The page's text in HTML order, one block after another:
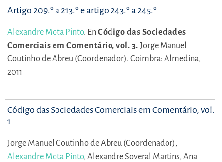
Artigo 209.º a 213.º e artigo 243.º a 245.º
Alexandre Mota Pinto. En Código das Sociedades
Comerciais em Comentário, vol. 3. Jorge Manuel
Coutinho de Abreu (Coordenador). Coimbra: Almedina,
2011
Código das Sociedades Comerciais em Comentário, vol.
1
Jorge Manuel Coutinho de Abreu (Coordenador),
Alexandre Mota Pinto, Alexandre Soveral Martins, Ana